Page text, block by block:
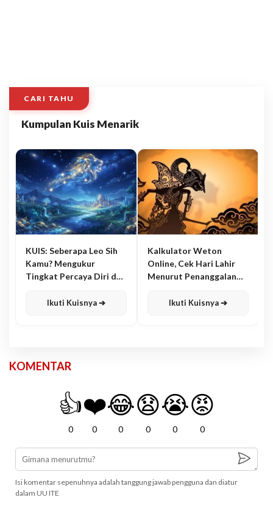
CARI TAHU
Kumpulan Kuis Menarik
KUIS: Seberapa Leo Sih
Kamu? Mengukur
Tingkat Percaya Diri dan
Ikuti Kuisnya ➔
Kalkulator Weton
Online, Cek Hari Lahir
Menurut Penanggalan
Ikuti Kuisnya ➔
KOMENTAR
👍
0
❤️
0
😂
0
😧
0
😭
0
😡
0
Isi komentar sepenuhnya adalah tanggung jawab pengguna dan diatur
dalam UU ITE